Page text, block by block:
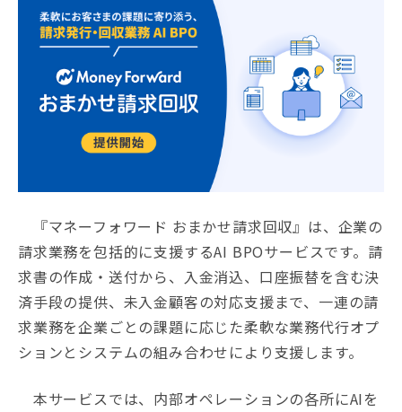
『マネーフォワード おまかせ請求回収』は、企業の
請求業務を包括的に支援するAI BPOサービスです。請
求書の作成・送付から、入金消込、口座振替を含む決
済手段の提供、未入金顧客の対応支援まで、一連の請
求業務を企業ごとの課題に応じた柔軟な業務代行オプ
ションとシステムの組み合わせにより支援します。
本サービスでは、内部オペレーションの各所にAIを